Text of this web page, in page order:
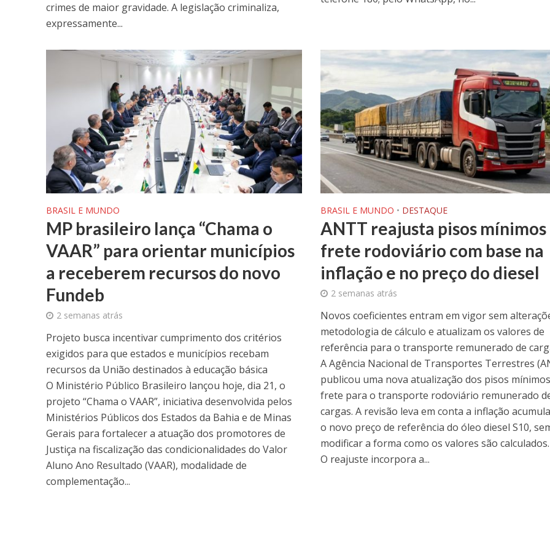
crimes de maior gravidade. A legislação criminaliza,
expressamente...
BRASIL E MUNDO
MP brasileiro lança “Chama o
VAAR” para orientar municípios
a receberem recursos do novo
Fundeb
2 semanas atrás
Projeto busca incentivar cumprimento dos critérios
exigidos para que estados e municípios recebam
recursos da União destinados à educação básica
O Ministério Público Brasileiro lançou hoje, dia 21, o
projeto “Chama o VAAR”, iniciativa desenvolvida pelos
Ministérios Públicos dos Estados da Bahia e de Minas
Gerais para fortalecer a atuação dos promotores de
Justiça na fiscalização das condicionalidades do Valor
Aluno Ano Resultado (VAAR), modalidade de
complementação...
BRASIL E MUNDO • DESTAQUE
ANTT reajusta pisos mínimos
frete rodoviário com base na
inflação e no preço do diesel
2 semanas atrás
Novos coeficientes entram em vigor sem
metodologia de cálculo e atualizam os valores de
referência para o transporte remunerado de
A Agência Nacional de Transportes Terrestres
publicou uma nova atualização dos pisos
frete para o transporte rodoviário remunerado
cargas. A revisão leva em conta a inflação
o novo preço de referência do óleo diesel S10,
modificar a forma como os valores são calculados.
O reajuste incorpora a...